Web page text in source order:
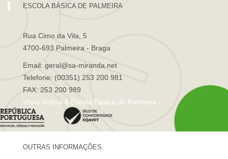
ESCOLA BÁSICA DE PALMEIRA
Rua Cimo da Vila, 5
4700-693 Palmeira - Braga
Email: geral@sa-miranda.net
Telefone: (00351) 253 200 981
FAX: 253 200 989
Visita Virtual à Escola Básica de Palmeira
OUTRAS INFORMAÇÕES